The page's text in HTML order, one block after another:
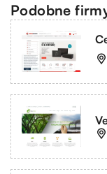
Podobne